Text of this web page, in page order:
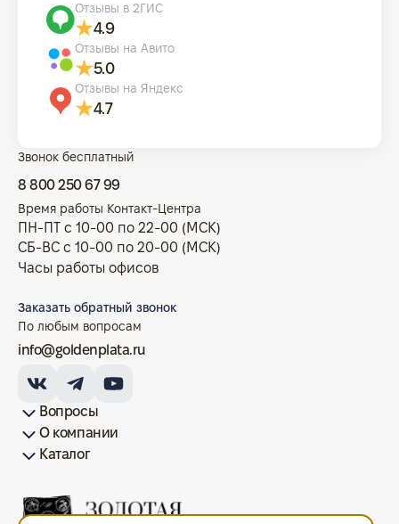
Отзывы в 2ГИС
4.9
Отзывы на Авито
5.0
Отзывы на Яндекс
4.7
Вопросы
Как купить/продать
Условия оплаты
Условия доставки
Гарантия на товар
Возврат монет
Карта сайта
О компании
Франшиза
История
Вопрос-ответ
Отзывы
Лицензии и документы
Контакты офисов
Новости
БлогКаталог
Звонок бесплатный
8 800 250 67 99
Время работы Контакт-Центра
ПН-ПТ с 10-00 по 22-00 (МСК)
СБ-ВС с 10-00 по 20-00 (МСК)
Часы работы офисов
Заказать обратный звонок
По любым вопросам
info@goldenplata.ru